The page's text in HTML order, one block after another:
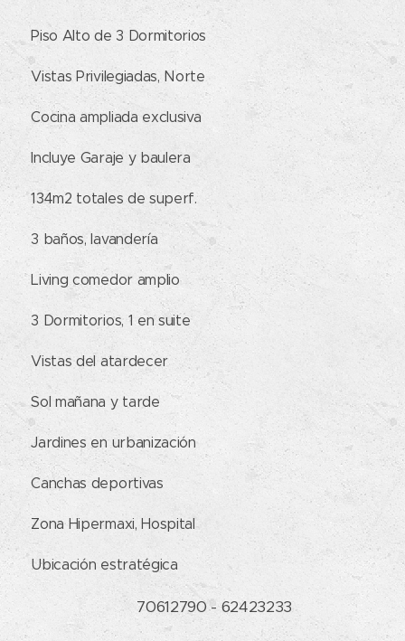
✔ Piso Alto de 3 Dormitorios
✔ Vistas Privilegiadas, Norte
✔ Cocina ampliada exclusiva
✔ Incluye Garaje y baulera
✔ 134m2 totales de superf.
✔ 3 baños, lavandería
✔ Living comedor amplio
✔ 3 Dormitorios, 1 en suite
✔ Vistas del atardecer
✔ Sol mañana y tarde
✔ Jardines en urbanización
✔ Canchas deportivas
✔ Zona Hipermaxi, Hospital
✔ Ubicación estratégica
☎ 70612790 - 62423233